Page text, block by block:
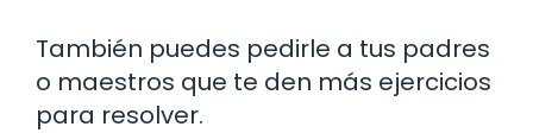
También puedes pedirle a tus padres
o maestros que te den más ejercicios
para resolver.